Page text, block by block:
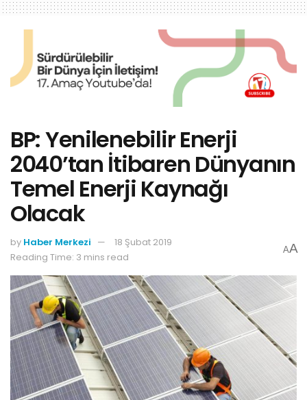
BP: Yenilenebilir Enerji
2040’tan İtibaren Dünyanın
Temel Enerji Kaynağı
Olacak
by Haber Merkezi
18 Şubat 2019
Reading Time: 3 mins read
AA